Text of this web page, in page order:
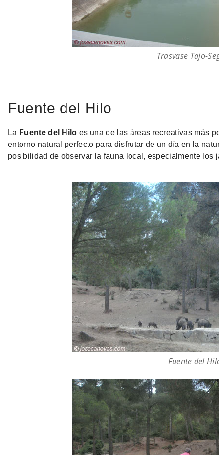
Trasvase Tajo-
Fuente del Hilo
La Fuente del Hilo es una de las áreas recreativas más
entorno natural perfecto para disfrutar de un día en la
posibilidad de observar la fauna local, especialmente los
Fuente del